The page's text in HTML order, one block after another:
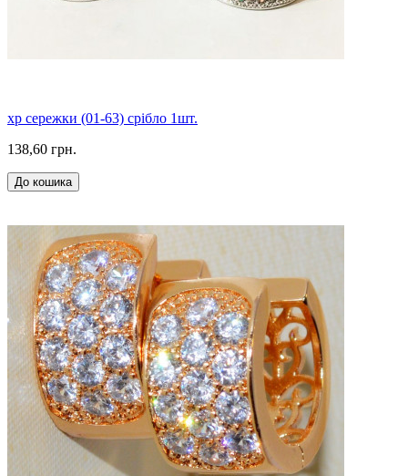
xp сережки (01-63) срібло 1шт.
138,60 грн.
До кошика